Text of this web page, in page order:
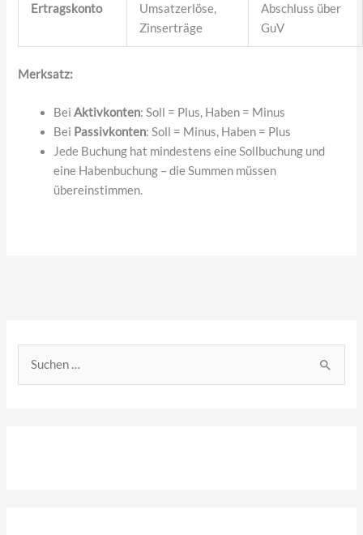
Ertragskonto
Umsatzerlöse,
Zinserträge
Abschluss über
GuV
Merksatz:
BeiAktivkonten: Soll = Plus, Haben = Minus
Bei Passivkonten: Soll = Minus, Haben = Plus
Jede Buchung hat mindestens eine Sollbuchung und
eine Habenbuchung – die Summen müssen
übereinstimmen.